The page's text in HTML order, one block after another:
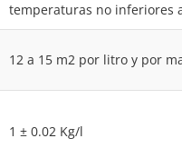
temperaturas no inferiores
12 a 15 m2 por litro y por
1 ± 0.02 Kg/l